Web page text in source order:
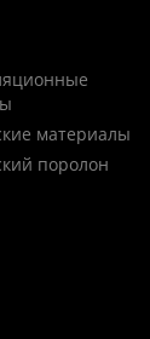
материалы
поролон